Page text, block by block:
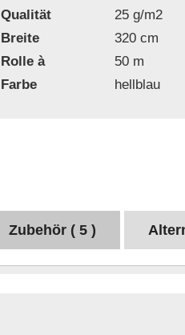
Qualität
25 g/m2
Breite
320 cm
Rolle à
50 m
Farbe
hellblau
Zubehör ( 5 )